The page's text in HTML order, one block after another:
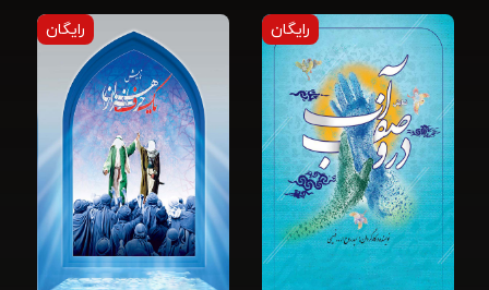
رایگان رایگان